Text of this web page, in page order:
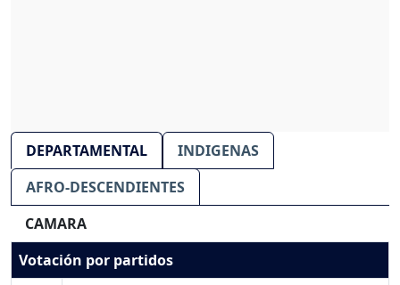
DEPARTAMENTAL
INDIGENAS
AFRO-DESCENDIENTES
CAMARA
Votación por partidos